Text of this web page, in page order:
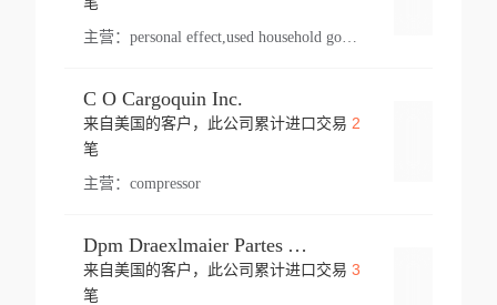
主营： personal effect,used household goods
C O Cargoquin Inc.
来自美国的客户，此公司累计进口交易 2
笔
主营： compressor
Dpm Draexlmaier Partes Automotrices Corr Ind Huejotzingo
来自美国的客户，此公司累计进口交易 3
笔